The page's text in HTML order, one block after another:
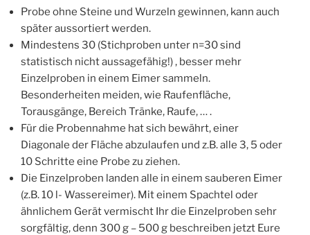
Probe ohne Steine und Wurzeln gewinnen, kann auch
später aussortiert werden.
Mindestens 30 (Stichproben unter n=30 sind
statistisch nicht aussagefähig!) , besser mehr
Einzelproben in einem Eimer sammeln.
Besonderheiten meiden, wie Raufenfläche,
Torausgänge, Bereich Tränke, Raufe, … .
Für die Probennahme hat sich bewährt, einer
Diagonale der Fläche abzulaufen und z.B. alle 3, 5 oder
10 Schritte eine Probe zu ziehen.
Die Einzelproben landen alle in einem sauberen Eimer
(z.B. 10 l- Wassereimer). Mit einem Spachtel oder
ähnlichem Gerät vermischt Ihr die Einzelproben sehr
sorgfältig, denn 300 g – 500 g beschreiben jetzt Eure